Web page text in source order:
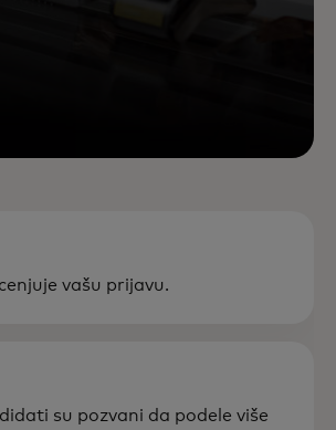
vašu prijavu.
su pozvani da podele više